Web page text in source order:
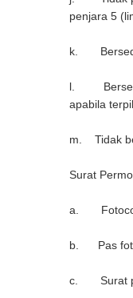
penjara 5
k.
l. Bersedia
apabila
m. Tidak
Surat
a.
b. Pas foto
c. Surat